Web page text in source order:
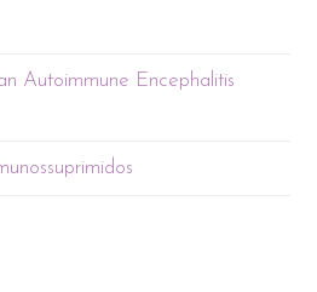
Autoimmune Encephalitis